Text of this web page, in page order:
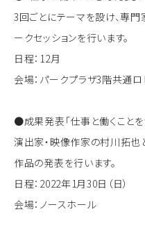
3回ごとにテーマを設け、専
ークセッションを行います。
日程：12月
会場：パークプラザ3階共通ロ
●成果発表「仕事と働くことを
演出家・映像作家の村川拓也
作品の発表を行います。
日程：2022年1月30日（日）
会場：ノースホール